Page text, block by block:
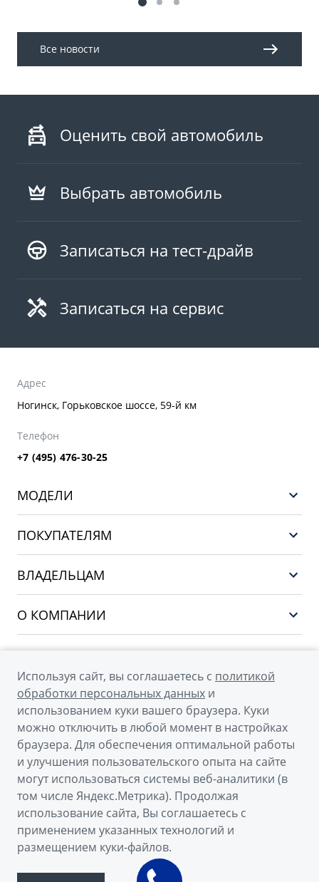
Все новости
Оценить свой автомобиль
Выбрать автомобиль
Записаться на тест-драйв
Записаться на сервис
Адрес
Ногинск, Горьковское шоссе, 59-й км
Телефон
+7 (495) 476-30-25
МОДЕЛИ
EX5
PREFACE
CITYRAY
ATLAS
OKAVANGO
MONJARO
ПОКУПАТЕЛЯМ
ВЛАДЕЛЬЦАМ
О КОМПАНИИ
Новости
Наша команда
Правовая информация
Контакты
Мы в соцсетях
© 2026
Официальный сайт Geely в России
Политика обработки персональных данных
Правовая информация
Используя сайт, вы соглашаетесь с политикой
обработки персональных данных и
использованием куки вашего браузера. Куки
можно отключить в любой момент в настройках
браузера. Для обеспечения оптимальной работы
и улучшения пользовательского опыта на сайте
могут использоваться системы веб-аналитики (в
том числе Яндекс.Метрика). Продолжая
использование сайта, Вы соглашаетесь с
применением указанных технологий и
размещением куки-файлов.